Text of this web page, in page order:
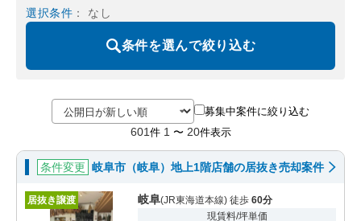
選択条件 ： なし
条件を選んで絞り込む
募集中案件に絞り込む
601 件 1 〜 20件表示
条件変更 岐阜市（岐阜）地上1階店舗の居抜き売却案件
居抜き譲渡 岐阜(JR東海道本線) 徒歩 60分
現賃料/坪単価